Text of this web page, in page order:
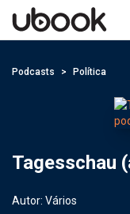
Podcasts Política
Tagesschau
Autor: Vários